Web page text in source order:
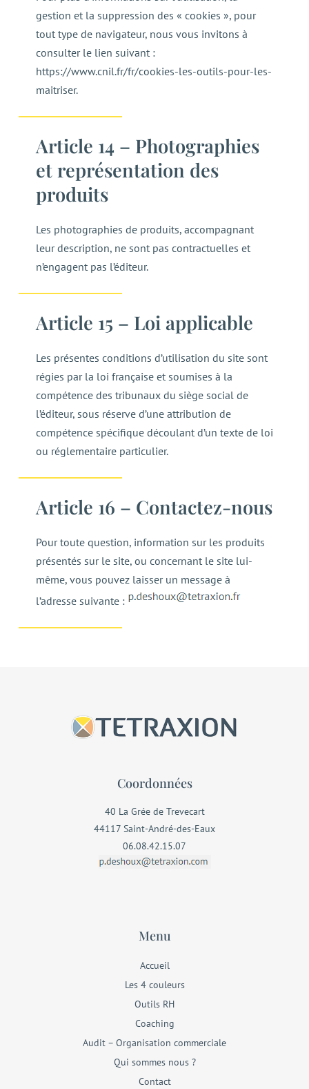
gestion et la suppression des « cookies », pour
tout type de navigateur, nous vous invitons à
consulter le lien suivant :
https://www.cnil.fr/fr/cookies-les-outils-pour-les-
maitriser.
Article 14 – Photographies
et représentation des
produits
Les photographies de produits, accompagnant
leur description, ne sont pas contractuelles et
n’engagent pas l’éditeur.
Article 15 – Loi applicable
Les présentes conditions d’utilisation du site sont
régies par la loi française et soumises à la
compétence des tribunaux du siège social de
l’éditeur, sous réserve d’une attribution de
compétence spécifique découlant d’un texte de loi
ou réglementaire particulier.
Article 16 – Contactez-nous
Pour toute question, information sur les produits
présentés sur le site, ou concernant le site lui-
même, vous pouvez laisser un message à
l’adresse suivante :
Coordonnées
40 La Grée de Trevecart
44117 Saint-André-des-Eaux
06.08.42.15.07
Menu
Accueil
Les 4 couleurs
Outils RH
Coaching
Audit – Organisation commerciale
Qui sommes nous ?
Contact